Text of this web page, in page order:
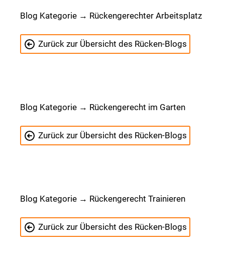
Blog Kategorie → Rückengerechter Arbeitsplatz
Zurück zur Übersicht des Rücken-Blogs
Blog Kategorie → Rückengerecht im Garten
Zurück zur Übersicht des Rücken-Blogs
Blog Kategorie → Rückengerecht Trainieren
Zurück zur Übersicht des Rücken-Blogs